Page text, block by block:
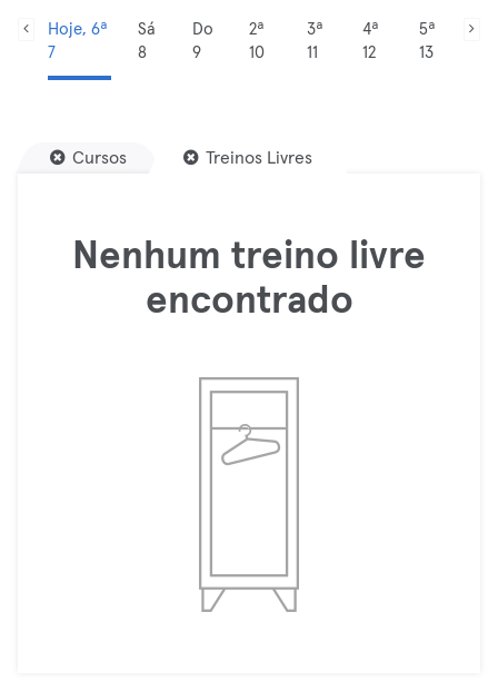
Hoje, 6ª
7
Sá
8
Do
9
2ª
10
3ª
11
4ª
12
5ª
13
Cursos Treinos Livres
Nenhum treino livre
encontrado